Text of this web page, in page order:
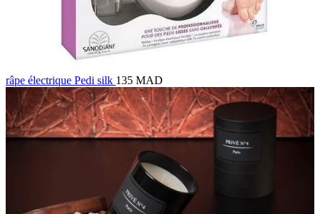
râpe électrique Pedi silk 135 MAD